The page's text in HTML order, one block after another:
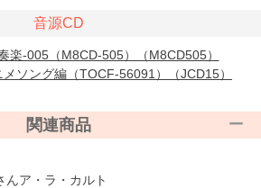
音源CD
楽-005（M8CD-505）（M8CD505）
ソング編（TOCF-56091）（JCD15）
関連商品
んア・ラ・カルト